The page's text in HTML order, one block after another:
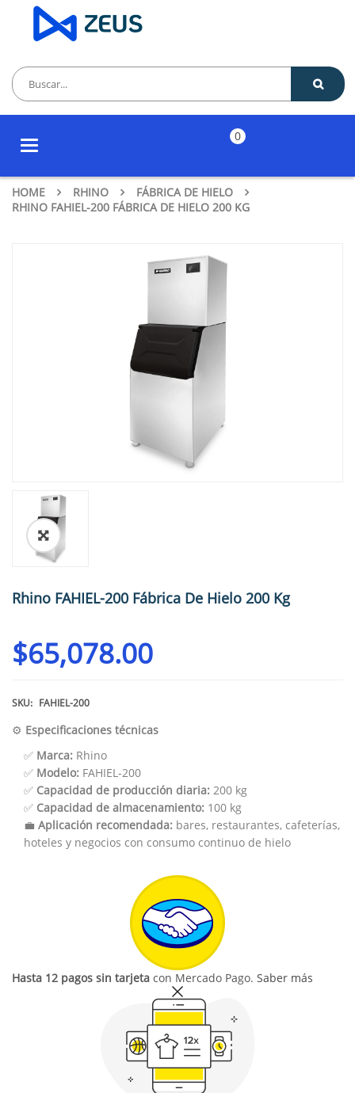
Toggle
0
HOME RHINO
FÁBRICA DE HIELO
RHINO FAHIEL-200 FÁBRICA DE HIELO 200 KG
🔍
Rhino FAHIEL-200 Fábrica De Hielo 200 Kg
$65,078.00
SKU: FAHIEL-200
⚙️ Especificaciones técnicas
✅ Marca: Rhino
✅ Modelo: FAHIEL-200
✅ Capacidad de producción diaria: 200 kg
✅ Capacidad de almacenamiento: 100 kg
💼 Aplicación recomendada: bares, restaurantes, cafeterías,
hoteles y negocios con consumo continuo de hielo
Hasta 12 pagos sin tarjeta con Mercado Pago. Saber más